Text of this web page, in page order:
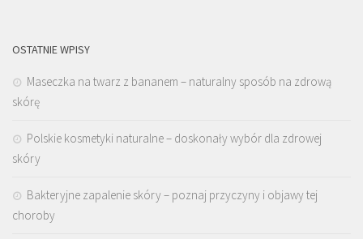
OSTATNIE WPISY
Maseczka na twarz z bananem – naturalny sposób na zdrową
skórę
Polskie kosmetyki naturalne – doskonały wybór dla zdrowej
skóry
Bakteryjne zapalenie skóry – poznaj przyczyny i objawy tej
choroby